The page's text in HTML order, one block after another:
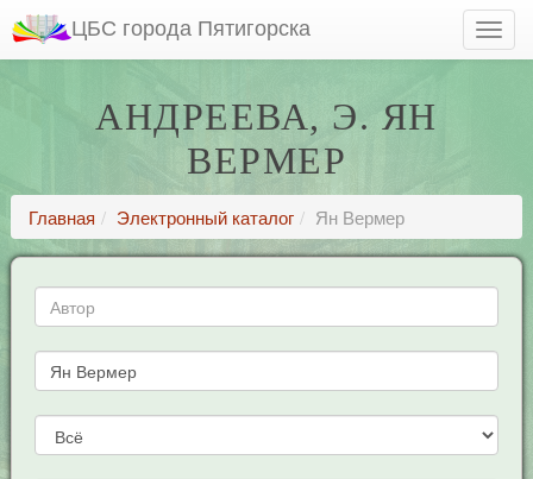
ЦБС города Пятигорска
АНДРЕЕВА, Э. ЯН
ВЕРМЕР
Главная Электронный каталог Ян Вермер